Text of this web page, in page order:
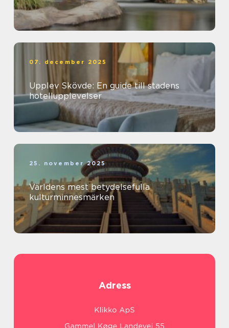
07. december 2025
Upplev Skövde: En guide till stadens
hotellupplevelser
25. november 2025
Världens mest betydelsefulla
kulturminnesmärken
Adress